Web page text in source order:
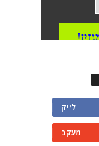
לייק
מעקב